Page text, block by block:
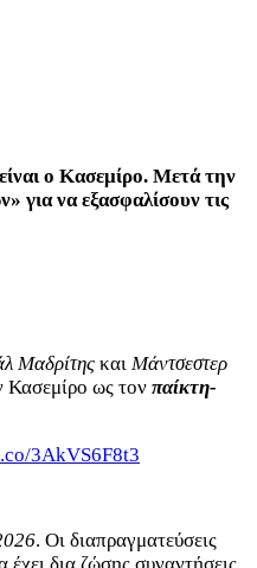
ο Κασεμίρο. Μετά την
για να εξασφαλίσουν τις
Μαδρίτης και Μάντσεστερ
Κασεμίρο ως τον παίκτη-
3AkVS6F8t3
. Οι διαπραγματεύσεις